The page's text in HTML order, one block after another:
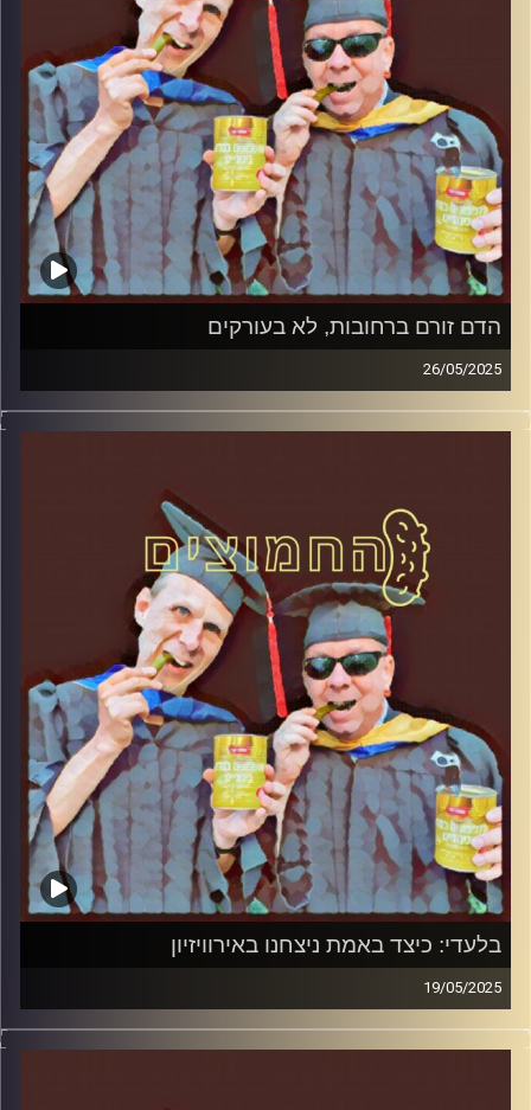
הדם זורם ברחובות, לא בעורקים
26/05/2025
המערכת הפוליטית על ספת הפסיכולוג, עם פרופסור בועז בן-
דוד ופרופסור גלעד הירשברגר
קרדיט תמונות:AudioVersity
בלעדי: כיצד באמת ניצחנו באירוויזיון
19/05/2025
המערכת הפוליטית על ספת הפסיכולוג, עם פרופסור בועז בן-
דוד ופרופסור גלעד הירשברגר